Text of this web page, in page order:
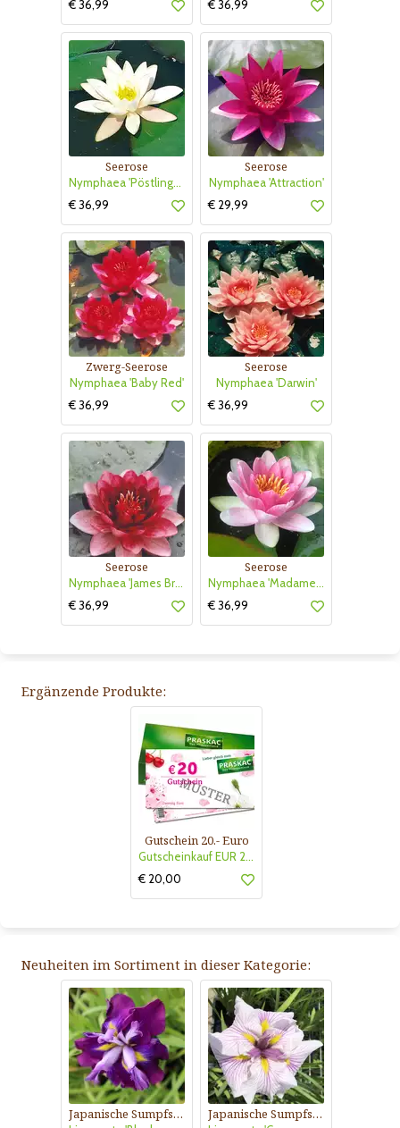
€ 36,99 € 36,99
Seerose
Nymphaea 'Pöstlingberg'
€ 36,99
Seerose
Nymphaea 'Attraction'
€ 29,99
Zwerg-Seerose
Nymphaea 'Baby Red'
€ 36,99
Seerose
Nymphaea 'Darwin'
€ 36,99
Seerose
Nymphaea 'James Brydon'
€ 36,99
Seerose
Nymphaea 'Madame 'Wilfron Gonnere'
€ 36,99
Ergänzende Produkte:
Gutschein 20.- Euro
Gutscheinkauf EUR 20.-
€ 20,00
Neuheiten im Sortiment in dieser Kategorie:
Japanische Sumpfschwertlilie Japanische Sumpfschwertlilie